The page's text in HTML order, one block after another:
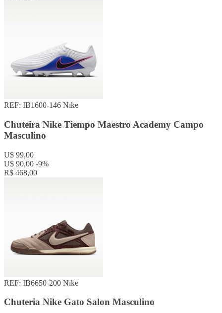
REF: IB1600-146 Nike
Chuteira Nike Tiempo Maestro Academy Campo
Masculino
U$ 99,00
U$ 90,00 -9%
R$ 468,00
REF: IB6650-200 Nike
Chuteria Nike Gato Salon Masculino